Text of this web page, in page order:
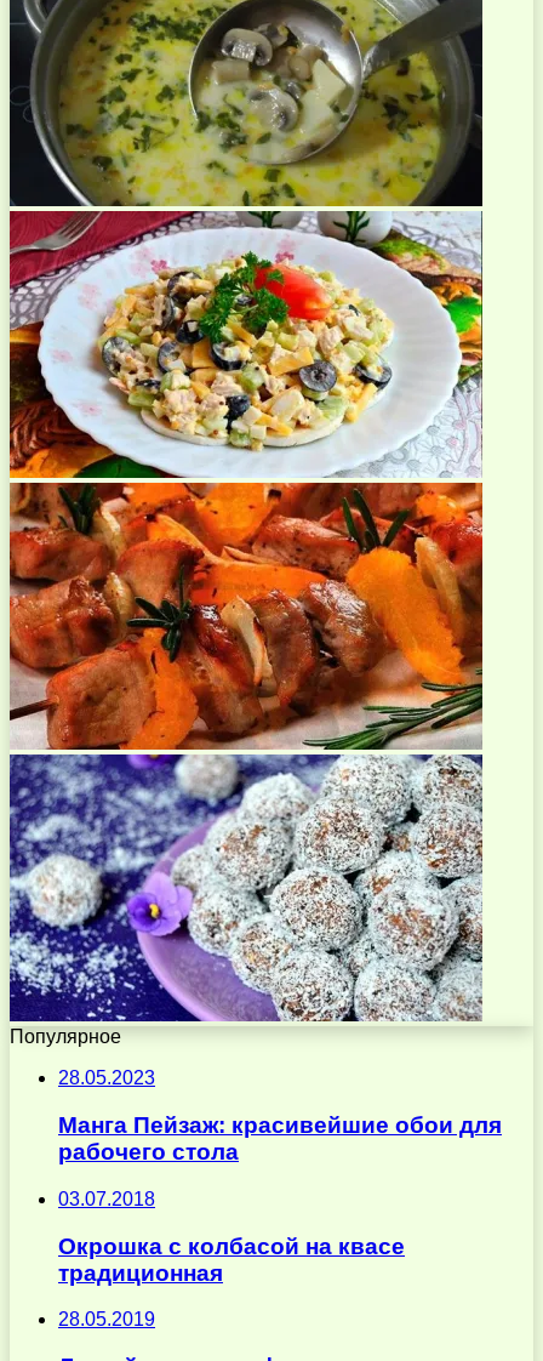
Популярное
28.05.2023
Манга Пейзаж: красивейшие обои для
рабочего стола
03.07.2018
Окрошка с колбасой на квасе
традиционная
28.05.2019